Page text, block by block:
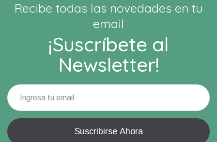
Recibe todas las novedades en tu
email
¡Suscríbete al
Newsletter!